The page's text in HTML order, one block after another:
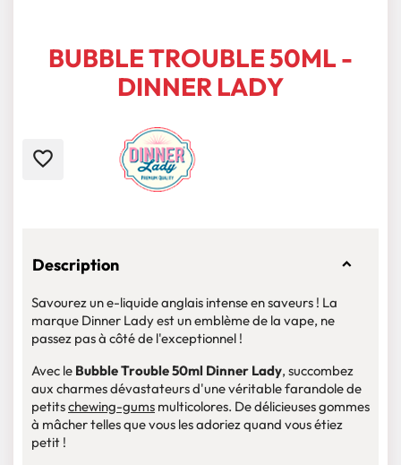
BUBBLE TROUBLE 50ML -
DINNER LADY
favorite_border
Description
Savourez un e-liquide anglais intense en saveurs ! La
marque Dinner Lady est un emblème de la vape, ne
passez pas à côté de l'exceptionnel !
Avec le Bubble Trouble 50ml Dinner Lady, succombez
aux charmes dévastateurs d'une véritable farandole de
petitschewing-gums multicolores. De délicieuses gommes
à mâcher telles que vous les adoriez quand vous étiez
petit !